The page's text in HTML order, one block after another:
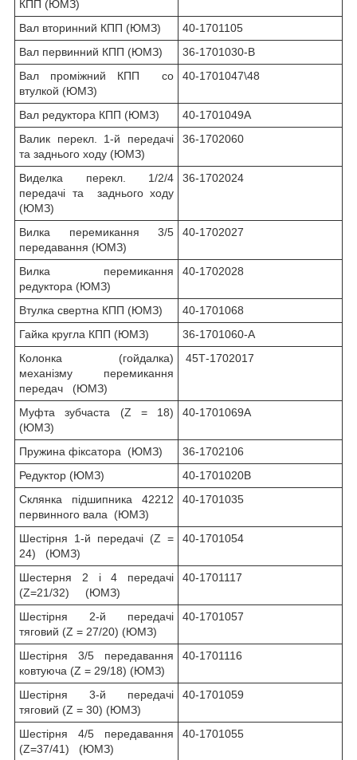
КПП (ЮМЗ)
Вал вторинний КПП (ЮМЗ)
40-1701105
Вал первинний КПП (ЮМЗ)
36-1701030-В
Вал проміжний КПП со
втулкой (ЮМЗ)
40-1701047\48
Вал редуктора КПП (ЮМЗ)
40-1701049А
Валик перекл. 1-й передачі
та заднього ходу (ЮМЗ)
36-1702060
Виделка перекл. 1/2/4
передачі та заднього ходу
(ЮМЗ)
36-1702024
Вилка перемикання 3/5
передавання (ЮМЗ)
40-1702027
Вилка перемикання
редуктора (ЮМЗ)
40-1702028
Втулка свертна КПП (ЮМЗ)
40-1701068
Гайка кругла КПП (ЮМЗ)
36-1701060-А
Колонка (гойдалка)
механізму перемикання
передач (ЮМЗ)
45Т-1702017
Муфта зубчаста (Z = 18)
(ЮМЗ)
40-1701069А
Пружина фіксатора (ЮМЗ)
36-1702106
Редуктор (ЮМЗ)
40-1701020В
Склянка підшипника 42212
первинного вала (ЮМЗ)
40-1701035
Шестірня 1-й передачі (Z =
24) (ЮМЗ)
40-1701054
Шестерня 2 і 4 передачі
(Z=21/32) (ЮМЗ)
40-1701117
Шестірня 2-й передачі
тяговий (Z = 27/20) (ЮМЗ)
40-1701057
Шестірня 3/5 передавання
ковтуюча (Z = 29/18) (ЮМЗ)
40-1701116
Шестірня 3-й передачі
тяговий (Z = 30) (ЮМЗ)
40-1701059
Шестірня 4/5 передавання
(Z=37/41) (ЮМЗ)
40-1701055